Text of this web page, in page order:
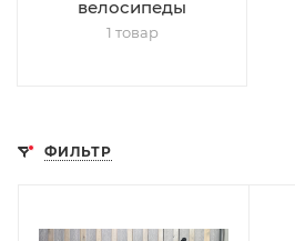
велосипеды
1 товар
ФИЛЬТР